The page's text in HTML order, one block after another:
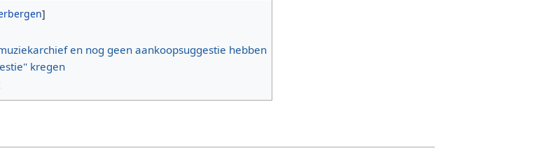
en nog geen aankoopsuggestie hebben
kregen